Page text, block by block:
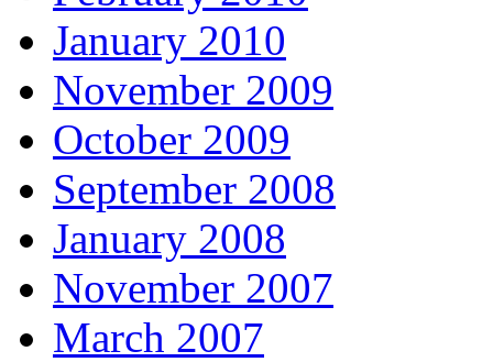
January 2010
November 2009
October 2009
September 2008
January 2008
November 2007
March 2007